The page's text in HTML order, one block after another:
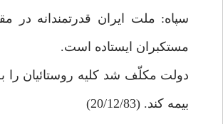
سپاه: ملت ايران قدرتمندانه در
مستكبران ايستاده است.
دولت مكلّف شد كليه روستائيان را
بيمه كند. (20/12/83)